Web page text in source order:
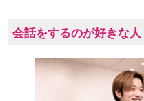
会話をするのが好きな人